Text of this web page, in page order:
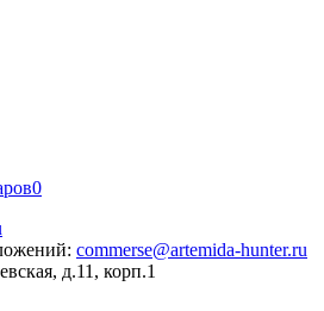
0
commerse@artemida-hunter.ru
д.11, корп.1